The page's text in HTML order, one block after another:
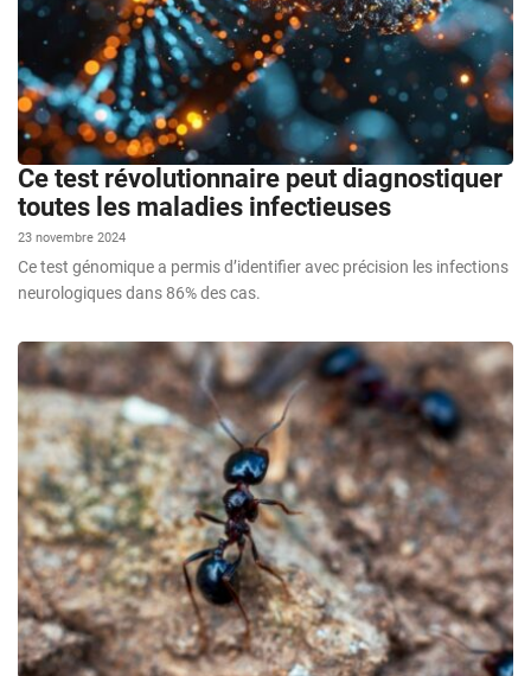
Ce test révolutionnaire peut diagnostiquer
toutes les maladies infectieuses
23 novembre 2024
Ce test génomique a permis d’identifier avec précision les infections
neurologiques dans 86% des cas.